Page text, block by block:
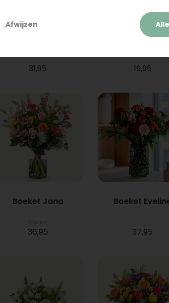
31,95
Sanseveria
19,95
Boeket Jana
36,95
Boeket
37,95
Afwijzen